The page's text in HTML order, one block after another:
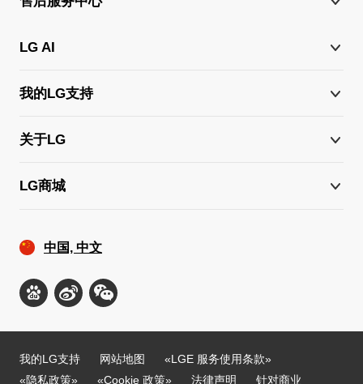
LG AI
我的LG支持
关于LG
LG商城
中国, 中文
我的LG支持 网站地图
«LGE 服务使用条款»
«隐私政策»
«Cookie 政策» 法律声明 针对商业